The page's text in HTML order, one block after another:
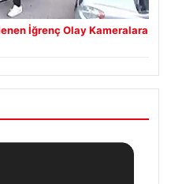
İğrenç Olay Kameralara